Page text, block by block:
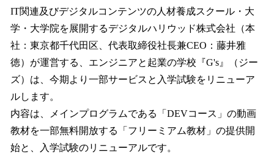
IT関連及びデジタルコンテンツの人材養成スクール・大
学・大学院を展開するデジタルハリウッド株式会社（本
社：東京都千代田区、代表取締役社長兼CEO：藤井雅
徳）が運営する、エンジニアと起業の学校『G's』（ジー
ズ）は、今期より一部サービスと入学試験をリニューア
ルします。
内容は、メインプログラムである「DEVコース」の動画
教材を一部無料開放する「フリーミアム教材」の提供開
始と、入学試験のリニューアルです。